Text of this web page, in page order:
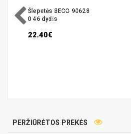
Šlepetės BECO 90628
0 46 dydis
22.40€
PERŽIŪRĖTOS PREKĖS